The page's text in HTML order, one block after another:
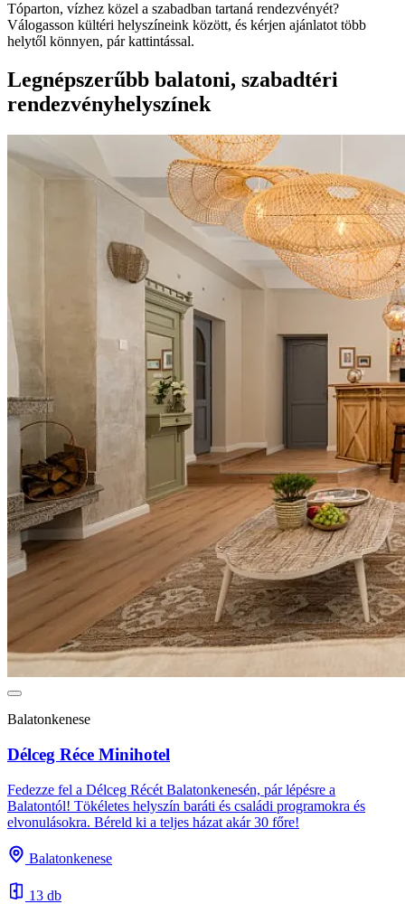
Tóparton, vízhez közel a szabadban tartaná rendezvényét?
Válogasson kültéri helyszíneink között, és kérjen ajánlatot több
helytől könnyen, pár kattintással.
Legnépszerűbb balatoni, szabadtéri
rendezvényhelyszínek
Balatonkenese
Délceg Réce Minihotel
Fedezze fel a Délceg Récét Balatonkenesén, pár lépésre a
Balatontól! Tökéletes helyszín baráti és családi programokra és
elvonulásokra. Béreld ki a teljes házat akár 30 főre!
Balatonkenese
13 db